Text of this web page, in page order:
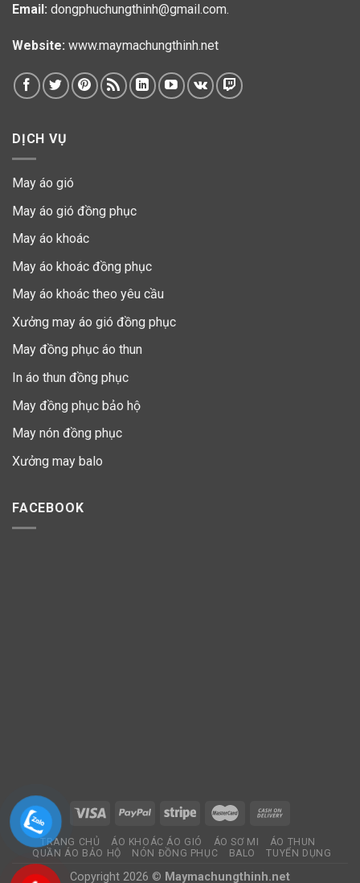
Email: dongphuchungthinh@gmail.com.
Website: www.maymachungthinh.net
DỊCH VỤ
May áo gió
May áo gió đồng phục
May áo khoác
May áo khoác đồng phục
May áo khoác theo yêu cầu
Xưởng may áo gió đồng phục
May đồng phục áo thun
In áo thun đồng phục
May đồng phục bảo hộ
May nón đồng phục
Xưởng may balo
FACEBOOK
TRANG CHỦ ÁO KHOÁC ÁO GIÓ ÁO SƠ MI
ÁO THUN
QUẦN ÁO BẢO HỘ
NÓN ĐỒNG PHỤC BALO TUYỂN DỤNG
Copyright 2026 © Maymachungthinh.net